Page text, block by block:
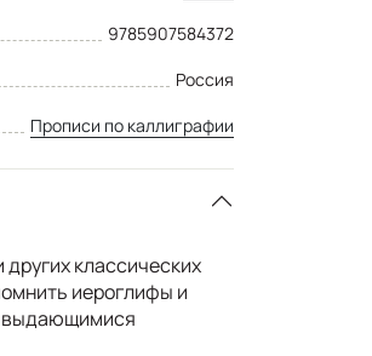
9785907584372
Россия
Прописи по каллиграфии
классических
иероглифы и
выдающимися